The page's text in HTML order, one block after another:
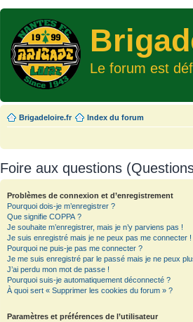
Le forum est
Brigadeloire.fr Index du forum
Foire aux questions
Problèmes de connexion et d’enregistrement
Pourquoi dois-je m’enregistrer ?
Que signifie COPPA ?
Je souhaite m’enregistrer, mais je n’y parviens pas !
Je suis enregistré mais je ne peux pas me connecter !
Pourquoi ne puis-je pas me connecter ?
Je me suis enregistré par le passé mais je ne peux
J’ai perdu mon mot de passe !
Pourquoi suis-je automatiquement déconnecté ?
À quoi sert « Supprimer les cookies du forum » ?
Paramètres et préférences de l’utilisateur